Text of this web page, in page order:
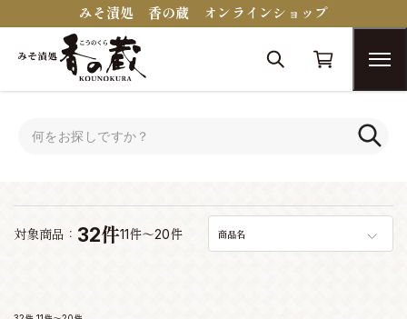
みそ漬処 香の蔵 オンラインショップ
対象商品： 32件11件～20件 商品名